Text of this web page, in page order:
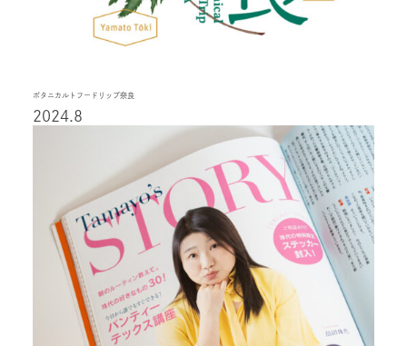
ボタニカルトフードリップ奈良
2024.8